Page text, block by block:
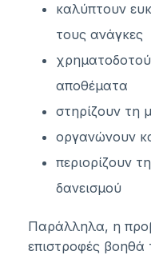
καλύπτουν
τους ανάγκες
αποθέματα
στηρίζουν τη
οργανώνουν
περιορίζουν
δανεισμού
Παράλληλα, η
επιστροφές βοηθά